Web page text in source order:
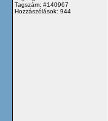
Tagszám: #140967
Hozzászólások: 944